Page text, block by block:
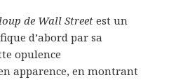
de Wall Street est un
d’abord par sa
opulence
apparence, en montrant